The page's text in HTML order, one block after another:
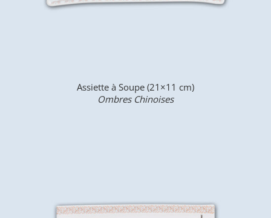
Assiette à Soupe (21×11 cm)
Ombres Chinoises